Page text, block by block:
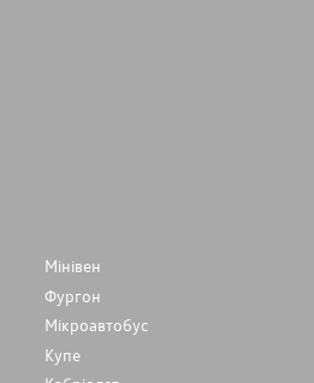
Мінівен
Фургон
Мікроавтобус
Купе